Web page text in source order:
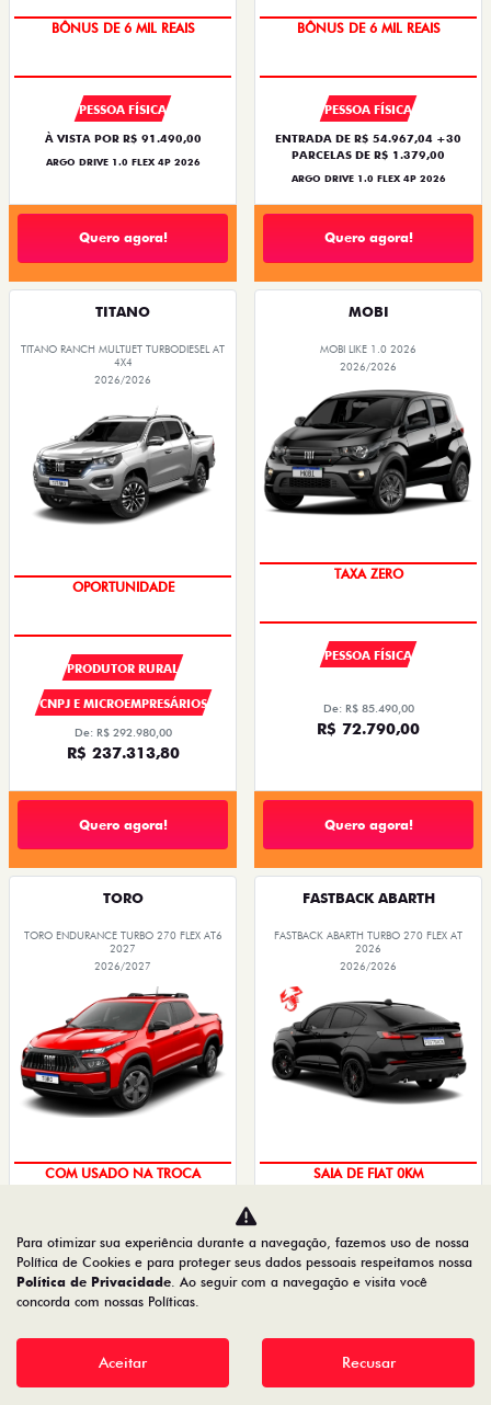
TAXA ZERO
PESSOA FÍSICA
À VISTA POR R$ 91.490,00
ARGO DRIVE 1.0 FLEX 4P 2026
Quero agora!
TAXA ZERO
PESSOA FÍSICA
ENTRADA DE R$ 54.967,04 +30
PARCELAS DE R$ 1.379,00
ARGO DRIVE 1.0 FLEX 4P 2026
Quero agora!
TITANO
TITANO RANCH MULTIJET TURBODIESEL AT
4X4
2026/2026
SUPER DESCONTO
PRODUTOR RURAL
CNPJ E MICROEMPRESÁRIOS
De: R$ 292.980,00
R$ 237.313,80
Quero agora!
MOBI
MOBI LIKE 1.0 2026
2026/2026
PREÇO IMPERDÍVEL
PESSOA FÍSICA
De: R$ 85.490,00
R$ 72.790,00
Quero agora!
TORO
TORO ENDURANCE TURBO 270 FLEX AT6
2027
2026/2027
OPORTUNIDADE
PESSOA FÍSICA
De: R$ 167.490,00
R$ 147.490,00
FASTBACK ABARTH
FASTBACK ABARTH TURBO 270 FLEX AT
2026
2026/2026
PREÇO IMPERDÍVEL
PESSOA FÍSICA
De: R$ 183.490,00
Para otimizar sua experiência durante a navegação, fazemos uso de nossa
Política de Cookies e para proteger seus dados pessoais respeitamos nossa
Política de Privacidade. Ao seguir com a navegação e visita você
concorda com nossas Políticas.
Aceitar Recusar